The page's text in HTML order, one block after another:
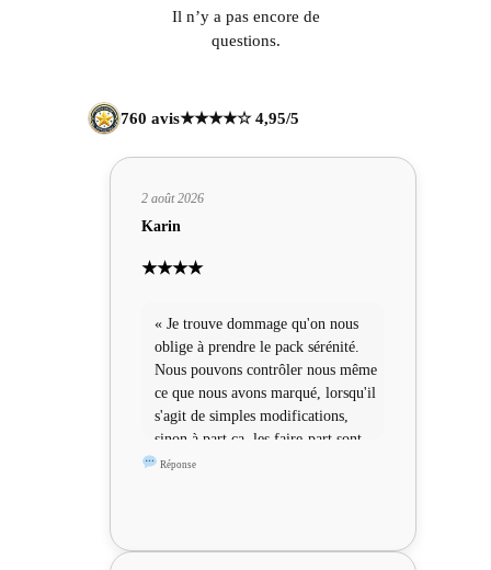
Il n’y a pas encore de
questions.
760 avis★★★★☆ 4,95/5
2 août 2026
Karin
★★★★
« Je trouve dommage qu'on nous
oblige à prendre le pack sérénité.
Nous pouvons contrôler nous même
ce que nous avons marqué, lorsqu'il
s'agit de simples modifications,
sinon à part ça, les faire-part sont
sympas »
Réponse